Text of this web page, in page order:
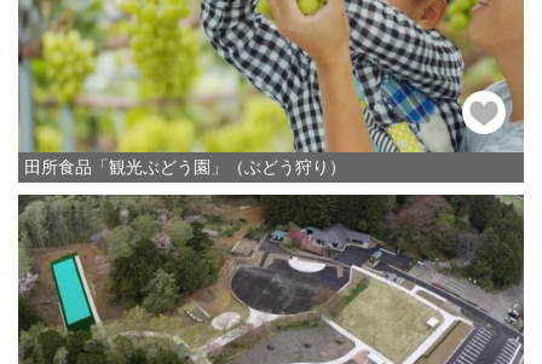
田所食品「観光ぶどう園」（ぶどう狩り）